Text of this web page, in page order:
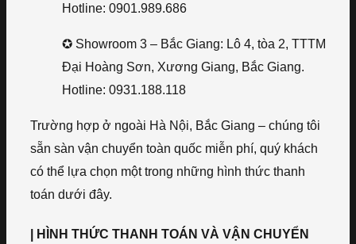
Hotline: 0901.989.686
✪ Showroom 3 – Bắc Giang: Lô 4, tòa 2, TTTM
Đại Hoàng Sơn, Xương Giang, Bắc Giang.
Hotline: 0931.188.118
Trường hợp ở ngoài Hà Nội, Bắc Giang – chúng tôi
sẵn sàn vận chuyển toàn quốc miễn phí, quý khách
có thể lựa chọn một trong những hình thức thanh
toán dưới đây.
| HÌNH THỨC THANH TOÁN VÀ VẬN CHUYỂN